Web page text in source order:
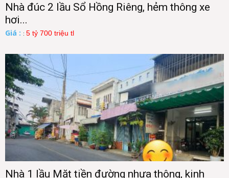
Nhà đúc 2 lầu Sổ Hồng Riêng, hẻm thông xe
hơi...
Giá : : 5 tỷ 700 triệu tl
Nhà 1 lầu Mặt tiền đường nhựa thông, kinh